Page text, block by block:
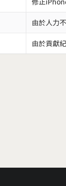
由於人力
由於貢獻